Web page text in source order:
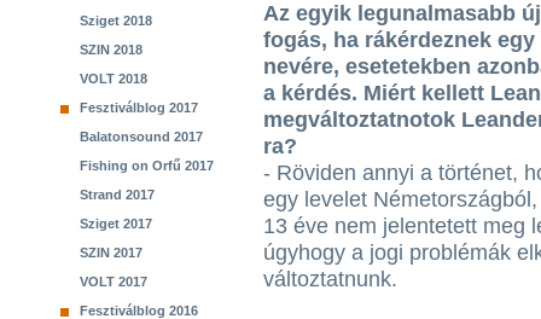
Sziget 2018
SZIN 2018
VOLT 2018
Fesztiválblog 2017
Balatonsound 2017
Fishing on Orfű 2017
Strand 2017
Sziget 2017
SZIN 2017
VOLT 2017
Fesztiválblog 2016
Az egyik legunalmasabb
fogás, ha rákérdeznek egy
nevére, esetetekben
a kérdés. Miért kellett
megváltoztatnotok
ra?
- Röviden annyi a történet,
egy levelet
13 éve nem jelentetett meg
úgyhogy a jogi problémák
változtatnunk.